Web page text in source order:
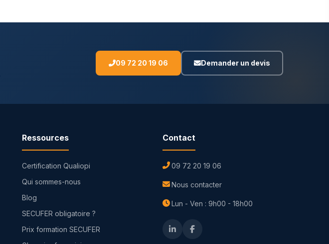
09 72 20 19 06 Demander un devis
Ressources
Certification Qualiopi
Qui sommes-nous
Blog
SECUFER obligatoire ?
Prix formation SECUFER
Contact
09 72 20 19 06
Nous contacter
Lun - Ven : 9h00 - 18h00